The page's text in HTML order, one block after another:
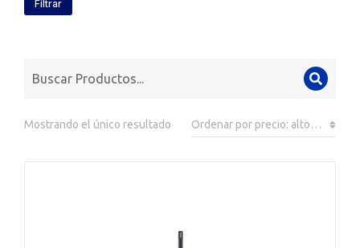
Filtrar
Mostrando el único resultado